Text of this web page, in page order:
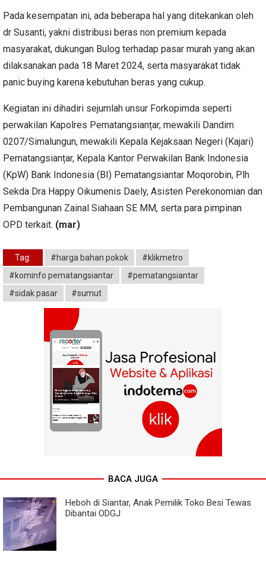
Pada kesempatan ini, ada beberapa hal yang ditekankan oleh
dr Susanti, yakni distribusi beras non premium kepada
masyarakat, dukungan Bulog terhadap pasar murah yang akan
dilaksanakan pada 18 Maret 2024, serta masyarakat tidak
panic buying karena kebutuhan beras yang cukup.
Kegiatan ini dihadiri sejumlah unsur Forkopimda seperti
perwakilan Kapolres Pematangsianțar, mewakili Dandim
0207/Simalungun, mewakili Kepala Kejaksaan Negeri (Kajari)
Pematangsianțar, Kepala Kantor Perwakilan Bank Indonesia
(KpW) Bank Indonesia (BI) Pematangsiantar Moqorobin, Plh
Sekda Dra Happy Oikumenis Daely, Asisten Perekonomian dan
Pembangunan Zainal Siahaan SE MM, serta para pimpinan
OPD terkait. (mar)
Tag: #harga bahan pokok
#klikmetro
#kominfo pematangsiantar
#pematangsiantar
#sidak pasar
#sumut
BACA JUGA
Heboh di Siantar, Anak Pemilik Toko Besi Tewas
Dibantai ODGJ